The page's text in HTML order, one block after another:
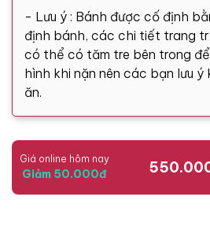
- Lưu ý : Bánh được cố định
định bánh, các chi tiết trang
có thể có tăm tre bên trong
hình khi nặn nên các bạn lưu
ăn.
Giá online hôm nay
Giảm 50.000đ